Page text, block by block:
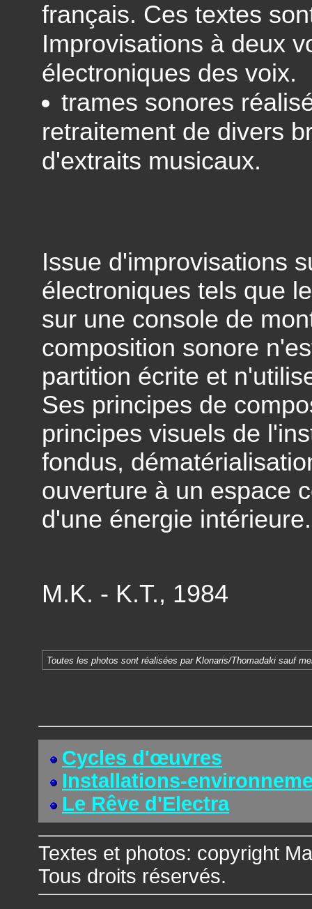
français. Ces textes
Improvisations à deux
électroniques des voix.
trames sonores
retraitement de divers
d'extraits musicaux.
Issue d'improvisations
électroniques tels que
sur une console de
composition sonore
partition écrite et
Ses principes de
principes visuels de
fondus,
ouverture à un espace
d'une énergie intérieure.
M.K. - K.T., 1984
Toutes les photos sont réalisées par Klonaris/Thomadaki sauf
Cycles d'œuvres
Installations-
Le Rêve d'Electra
Textes et photos: copyright
Tous droits réservés.